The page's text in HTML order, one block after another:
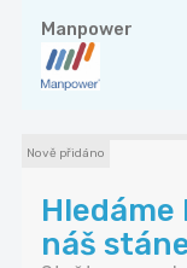
Manpower
Nově přidáno
náš